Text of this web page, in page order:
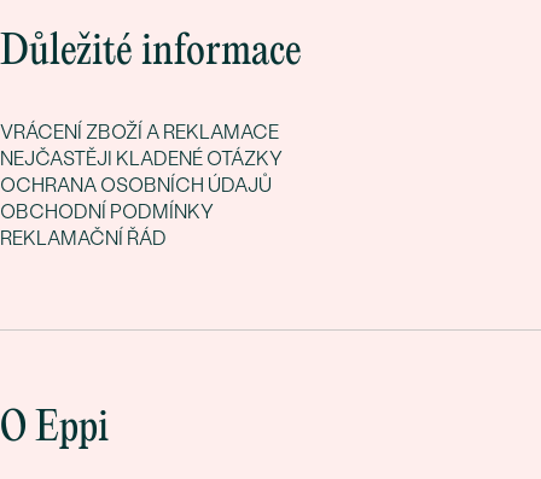
Důležité informace
VRÁCENÍ ZBOŽÍ A REKLAMACE
NEJČASTĚJI KLADENÉ OTÁZKY
OCHRANA OSOBNÍCH ÚDAJŮ
OBCHODNÍ PODMÍNKY
REKLAMAČNÍ ŘÁD
O Eppi